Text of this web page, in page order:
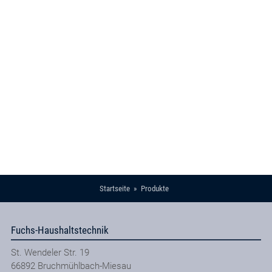
Startseite Produkte
Fuchs-Haushaltstechnik
St. Wendeler Str. 19
66892 Bruchmühlbach-Miesau